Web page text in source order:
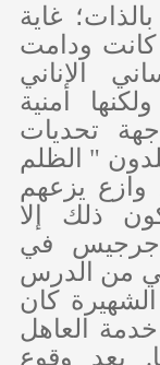
بالذات؛ غاية
كانت ودامت
الاناني
أمنية
تحديات
" الظلم
وازع يزعهم
ذلك إلا
جرجيس في
من الدرس
كان
العاهل
بعد وقوع